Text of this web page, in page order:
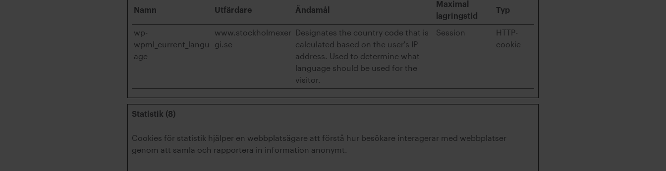
Namn Utfärdare Ändamål
Maximal
lagringstid
Typ
wp-
wpml_current_langu
age
www.stockholmexer
gi.se
Designates the country code that is
calculated based on the user's IP
address. Used to determine what
language should be used for the
visitor.
Session
HTTP-
cookie
Statistik (8)
Cookies för statistik hjälper en webbplatsägare att förstå hur besökare interagerar med webbplatser
genom att samla och rapportera in information anonymt.